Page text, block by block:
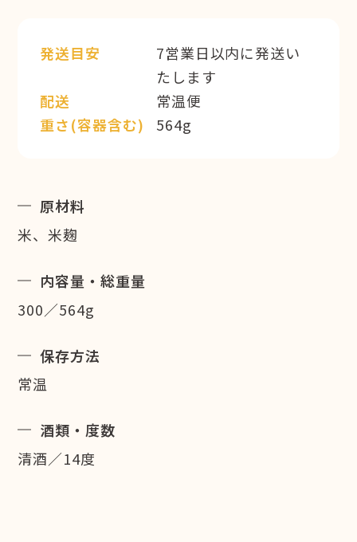
発送目安
7営業日以内に発送い
たします
配送
常温便
重さ(容器含む)
564g
原材料
米、米麹
内容量・総重量
300／564g
保存方法
常温
酒類・度数
清酒／14度